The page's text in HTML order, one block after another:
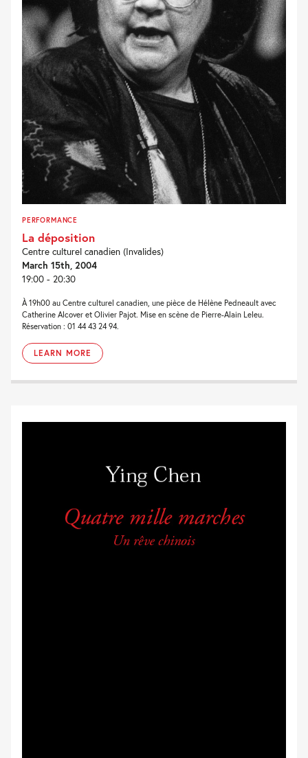
PERFORMANCE
La déposition
Centre culturel canadien (Invalides)
March 15th, 2004
19:00 - 20:30
À 19h00 au Centre culturel canadien, une pièce de Hélène Pedneault avec
Catherine Alcover et Olivier Pajot. Mise en scène de Pierre-Alain Leleu.
Réservation : 01 44 43 24 94.
LEARN MORE